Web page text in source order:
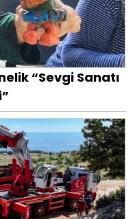
“Sevgi Sanatı